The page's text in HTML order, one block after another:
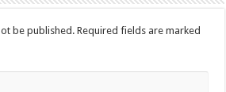
be published. Required fields are marked